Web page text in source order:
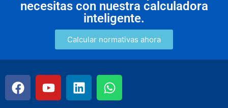
necesitas con nuestra calculadora
inteligente.
Calcular normativas ahora